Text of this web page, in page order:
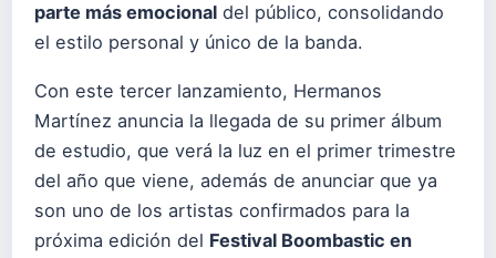
parte más emocional del público, consolidando
el estilo personal y único de la banda.
Con este tercer lanzamiento, Hermanos
Martínez anuncia la llegada de su primer álbum
de estudio, que verá la luz en el primer trimestre
del año que viene, además de anunciar que ya
son uno de los artistas confirmados para la
próxima edición del Festival Boombastic en